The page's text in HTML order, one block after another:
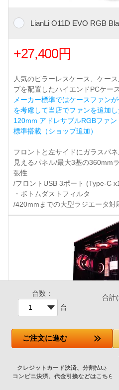
LianLi O11D EVO RGB
+27,400円
人気のピラーレスケース、ケー
プを配置したハイエンドPCケース
メーカー標準ではケースファン
を考慮して当店でファンを追加し
120mm アドレサブルRGBファ
標準搭載（ショップ追加）
フロントと左サイドにガラスパ
見えるパネル/最大3基の360mm
張性
/フロントUSB 3ポート (Type-C
・ボトムダストフィルタ
/420mmまでの大型ラジエータ対
LianLi O11D EVO RGB
+43,500円
台数：
台
合計
ご注文に進む